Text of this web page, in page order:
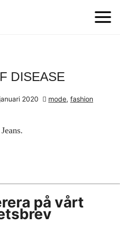
DISEASE
2020 mode, fashion
på vårt